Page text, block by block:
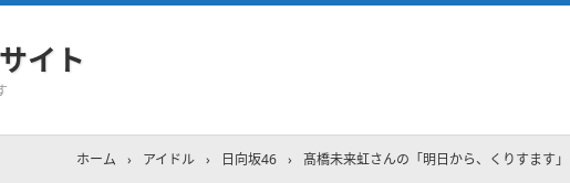
イト
ホーム › アイドル › 日向坂46 › 髙橋未来虹さんの「明日から、くりすます」